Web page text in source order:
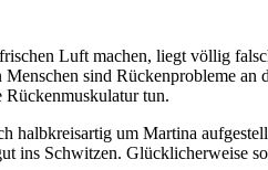
Luft machen, liegt völlig
sind Rückenprobleme
Rückenmuskulatur tun.
um Martina
ins Schwitzen. Glücklicherweise